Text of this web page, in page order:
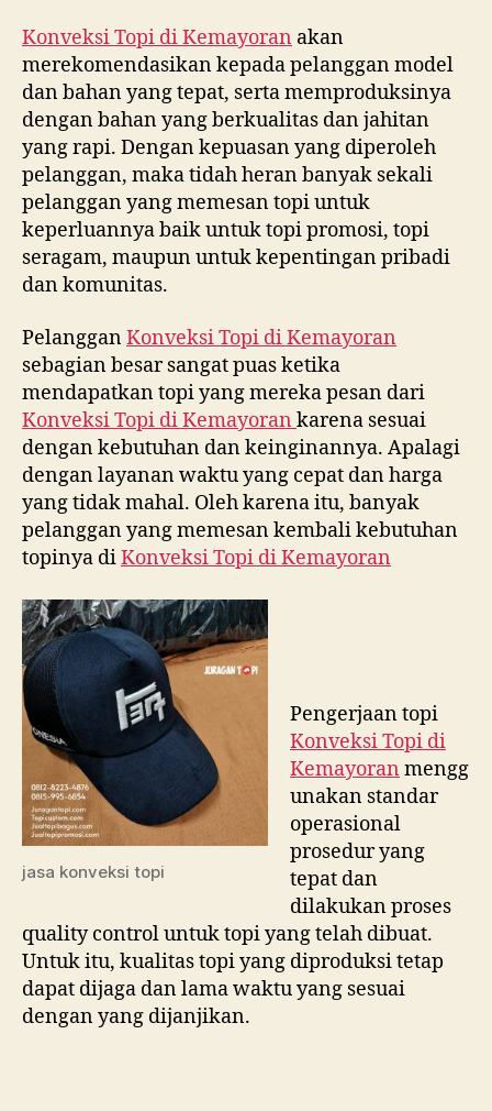
Konveksi Topi diKemayoran akan
merekomendasikan kepada pelanggan model
dan bahan yang tepat, serta memproduksinya
dengan bahan yang berkualitas dan jahitan
yang rapi. Dengan kepuasan yang diperoleh
pelanggan, maka tidah heran banyak sekali
pelanggan yang memesan topi untuk
keperluannya baik untuk topi promosi, topi
seragam, maupun untuk kepentingan pribadi
dan komunitas.
PelangganKonveksi Topi diKemayoran
sebagian besar sangat puas ketika
mendapatkan topi yang mereka pesan dari
Konveksi Topi diKemayoran karena sesuai
dengan kebutuhan dan keinginannya. Apalagi
dengan layanan waktu yang cepat dan harga
yang tidak mahal. Oleh karena itu, banyak
pelanggan yang memesan kembali kebutuhan
topinya diKonveksi Topi diKemayoran
jasa konveksi topi
Pengerjaan topi
Konveksi Topi di
Kemayoran mengg
unakan standar
operasional
prosedur yang
tepat dan
dilakukan proses
quality control untuk topi yang telah dibuat.
Untuk itu, kualitas topi yang diproduksi tetap
dapat dijaga dan lama waktu yang sesuai
dengan yang dijanjikan.